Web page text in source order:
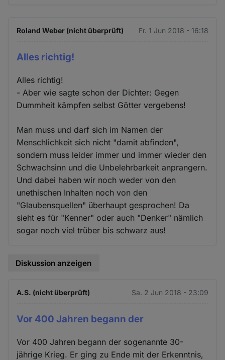
Roland Weber (nicht überprüft) Fr. 1 Jun 2018 - 16:18
Alles richtig!
Alles richtig!
- Aber wie sagte schon der Dichter: Gegen
Dummheit kämpfen selbst Götter vergebens!
Man muss und darf sich im Namen der
Menschlichkeit sich nicht "damit abfinden",
sondern muss leider immer und immer wieder den
Schwachsinn und die Unbelehrbarkeit anprangern.
Und dabei haben wir noch weder von den
unethischen Inhalten noch von den
"Glaubensquellen" überhaupt gesprochen! Da
sieht es für "Kenner" oder auch "Denker" nämlich
sogar noch viel trüber bis schwarz aus!
Diskussion anzeigen
A.S. (nicht überprüft) Sa. 2 Jun 2018 - 23:09
Vor 400 Jahren begann der
Vor 400 Jahren begann der sogenannte 30-
jährige Krieg. Er ging zu Ende mit der Erkenntnis,